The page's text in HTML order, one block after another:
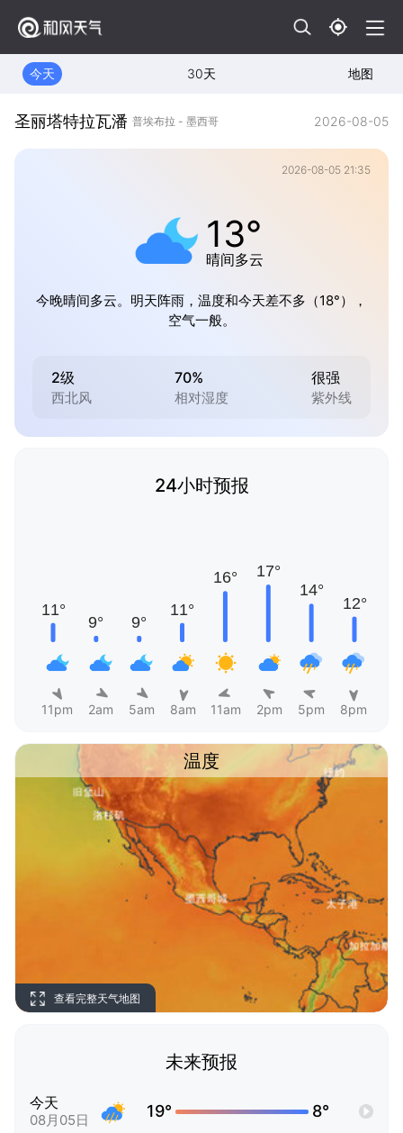
今天 30天 地图
圣丽塔特拉瓦潘 普埃布拉 - 墨西哥 2026-08-05
2026-08-05 21:35
13°
晴间多云
今晚晴间多云。明天阵雨，温度和今天差不多（18°），
空气一般。
2级
西北风
70%
相对湿度
很强
紫外线
24小时预报
11pm 2am 5am 8am 11am 2pm 5pm 8pm
温度
查看完整天气地图
未来预报
今天
08月05日 19° 8°